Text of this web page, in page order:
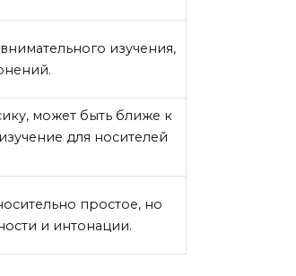
изучения,
может быть ближе к
для носителей
простое, но
и интонации.